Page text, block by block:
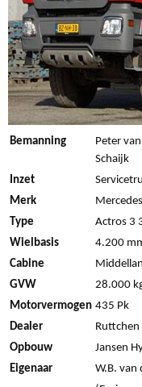
Bemanning
Peter
Schaijk
Inzet
Merk
Type
Actros 3
Wielbasis
4.200
Cabine
GVW
28.000
Motorvermogen 435 Pk
Dealer
Ruttchen
Opbouw
Jansen
Eigenaar
W.B. van